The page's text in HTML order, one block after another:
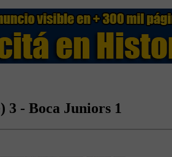
3 - Boca Juniors 1